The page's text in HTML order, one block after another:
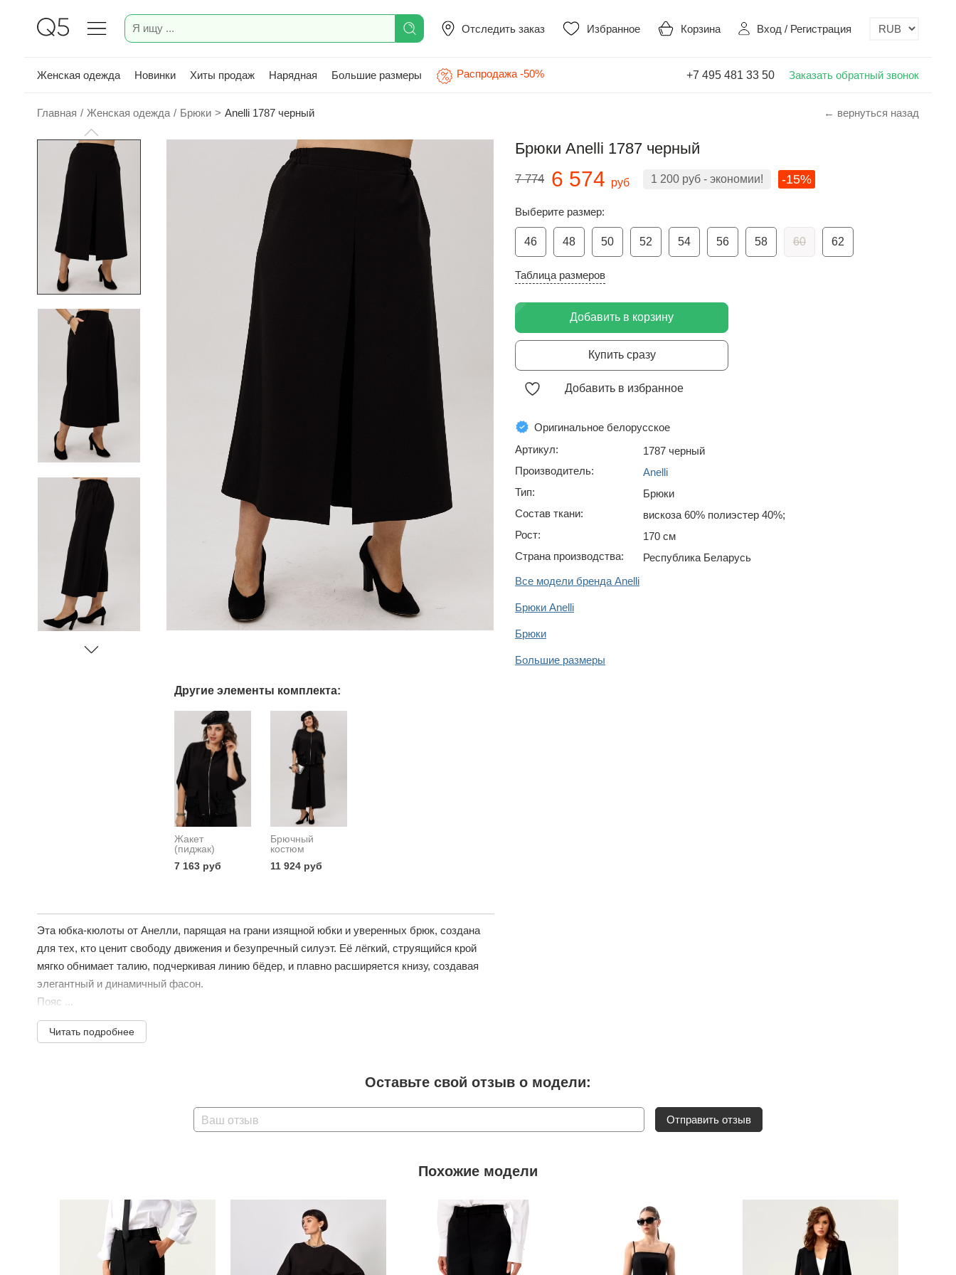
Отследить заказ Избранное Корзина Вход / Регистрация
Женская одежда Новинки Хиты продаж Нарядная Большие размеры Распродажа -50% +7 495 481 33 50 Заказать обратный звонок
Главная / Женская одежда / Брюки > Anelli 1787 черный ← вернуться назад
Другие элементы комплекта:
Жакет
(пиджак)
7 163 руб
Брючный
костюм
11 924 руб
Эта юбка-кюлоты от Анелли, парящая на грани изящной юбки и уверенных брюк, создана
для тех, кто ценит свободу движения и безупречный силуэт. Её лёгкий, струящийся крой
мягко обнимает талию, подчеркивая линию бёдер, и плавно расширяется книзу, создавая
элегантный и динамичный фасон.
Пояс ...
Читать подробнее
Брюки Anelli 1787 черный
7 774 6 574 руб 1 200 руб - экономии! -15%
Выберите размер:
46 48 50 52 54 56 58 60 62
Таблица размеров
Добавить в корзину
Купить сразу
Добавить в избранное
Оригинальное белорусское
Артикул:
1787 черный
Производитель:
Anelli
Тип:
Брюки
Состав ткани:
вискоза 60% полиэстер 40%;
Рост:
170 см
Страна производства:
Республика Беларусь
Все модели бренда Anelli
Брюки Anelli
Брюки
Большие размеры
Оставьте свой отзыв о модели:
Ваш отзыв Отправить отзыв
Похожие модели